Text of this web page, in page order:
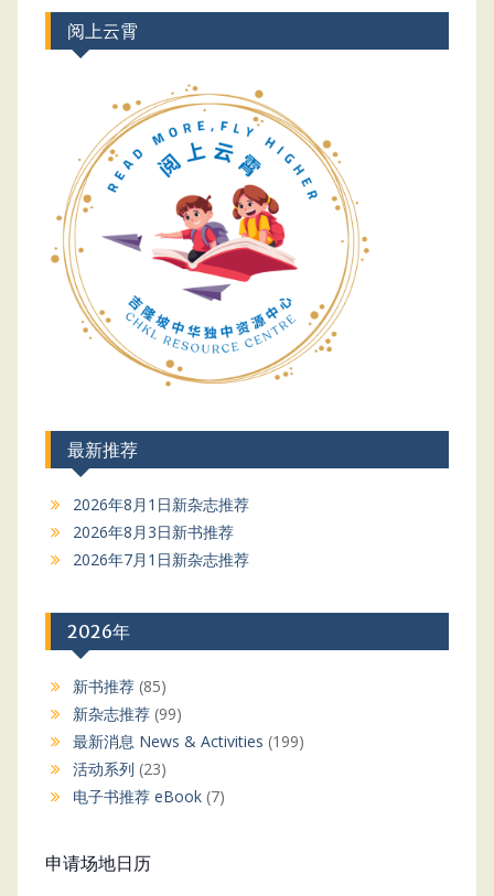
阅上云霄
最新推荐
2026年8月1日新杂志推荐
2026年8月3日新书推荐
2026年7月1日新杂志推荐
2026年
新书推荐(85)
新杂志推荐(99)
最新消息 News & Activities (199)
活动系列 (23)
电子书推荐 eBook(7)
申请场地日历